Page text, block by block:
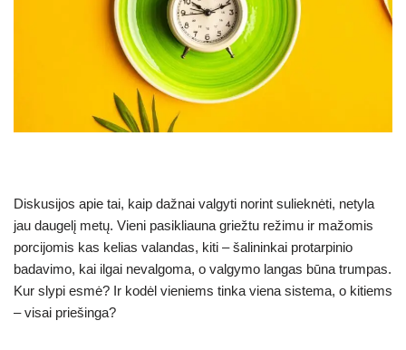
Diskusijos apie tai, kaip dažnai valgyti norint sulieknėti, netyla
jau daugelį metų. Vieni pasikliauna griežtu režimu ir mažomis
porcijomis kas kelias valandas, kiti – šalininkai protarpinio
badavimo, kai ilgai nevalgoma, o valgymo langas būna trumpas.
Kur slypi esmė? Ir kodėl vieniems tinka viena sistema, o kitiems
– visai priešinga?